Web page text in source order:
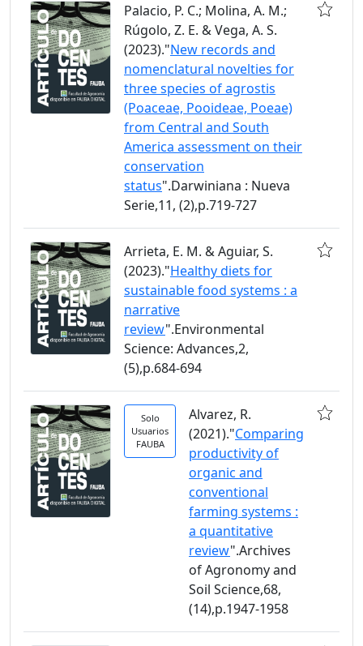
Palacio, P. C.; Molina, A. M.;
Rúgolo, Z. E. & Vega, A. S.
(2023)."New records and
nomenclatural novelties for
three species of agrostis
(Poaceae, Pooideae, Poeae)
from Central and South
America assessment on their
conservation
status".Darwiniana : Nueva
Serie,11, (2),p.719-727
Arrieta, E. M. & Aguiar, S.
(2023)."Healthy diets for
sustainable food systems : a
narrative
review".Environmental
Science: Advances,2,
(5),p.684-694
Solo
Usuarios
FAUBA
Alvarez, R.
(2021)."Comparing
productivity of
organic and
conventional
farming systems :
a quantitative
review".Archives
of Agronomy and
Soil Science,68,
(14),p.1947-1958